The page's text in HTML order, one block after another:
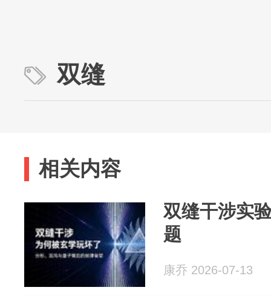
双缝
相关内容
双缝干涉实
题
康乔 2026-07-13